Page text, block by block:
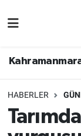
HABERLER
İstanbul